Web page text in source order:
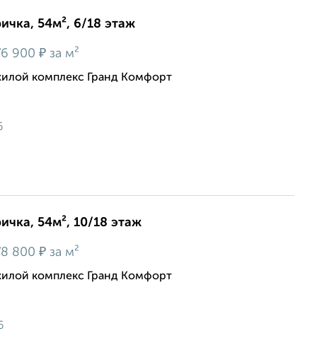
54м², 6/18 этаж
900 ₽ за м²
комплекс Гранд Комфорт
54м², 10/18 этаж
800 ₽ за м²
комплекс Гранд Комфорт